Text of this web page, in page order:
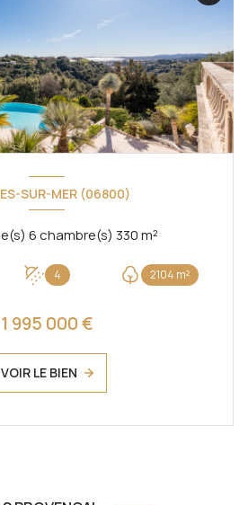
SUR-MER (06800)
Villa 8 pièce(s) 6 chambre(s) 330 m²
4 2104 m²
1 995 000 €
VOIR LE BIEN